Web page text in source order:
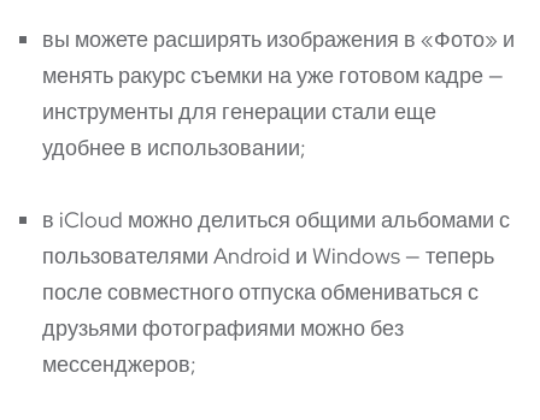
вы можете расширять изображения в «Фото» и
менять ракурс съемки на уже готовом кадре —
инструменты для генерации стали еще
удобнее в использовании;
в iCloud можно делиться общими альбомами с
пользователями Android и Windows — теперь
после совместного отпуска обмениваться с
друзьями фотографиями можно без
мессенджеров;